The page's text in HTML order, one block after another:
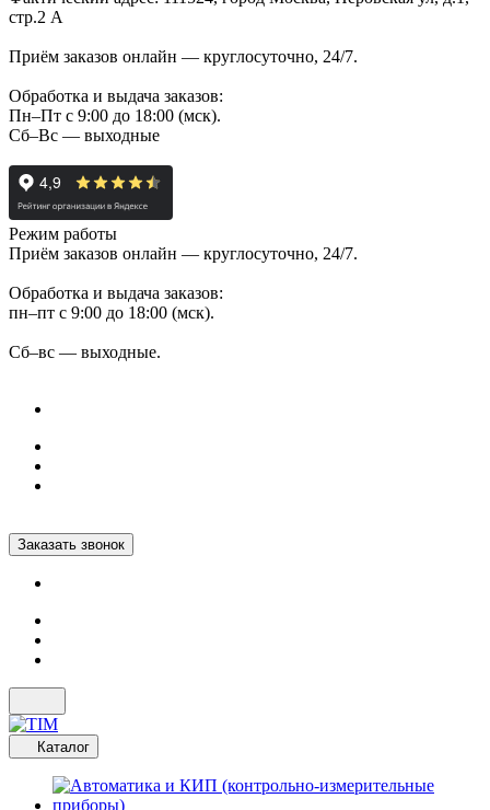
стр.2 А
Приём заказов онлайн — круглосуточно, 24/7.
Обработка и выдача заказов:
Пн–Пт с 9:00 до 18:00 (мск).
Сб–Вс — выходные
Режим работы
Приём заказов онлайн — круглосуточно, 24/7.
Обработка и выдача заказов:
пн–пт с 9:00 до 18:00 (мск).
Сб–вс — выходные.
Заказать звонок
Каталог